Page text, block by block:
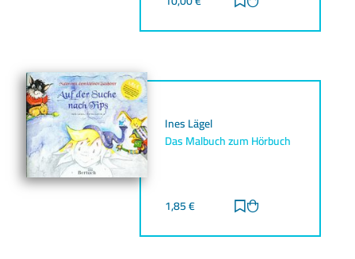
Ines Lägel
Das Malbuch zum Hörbuch
1,85€ Zur Merkliste